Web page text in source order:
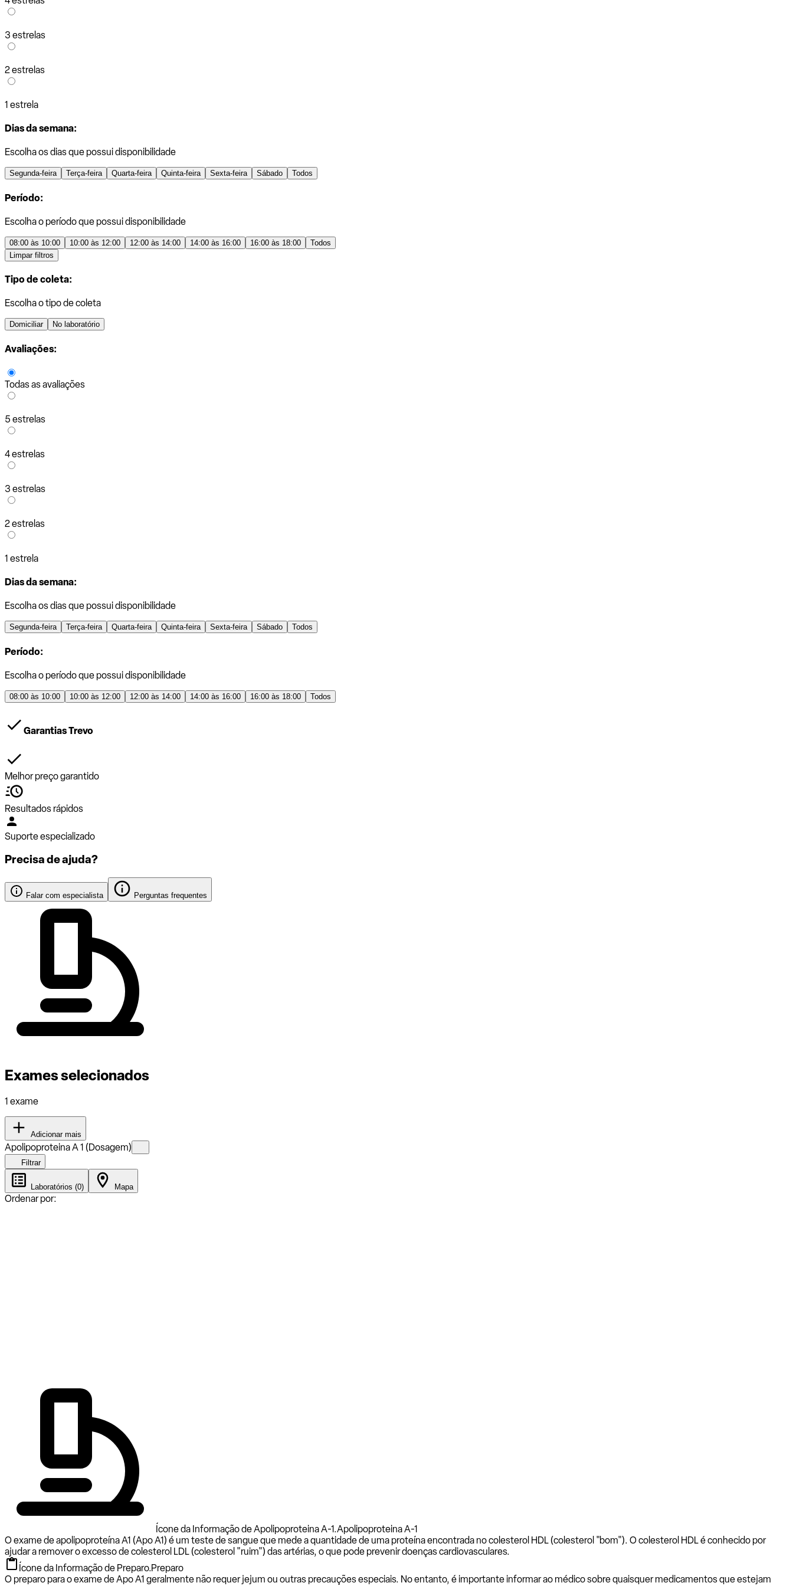
3 estrelas
2 estrelas
1 estrela
Dias da semana:
Escolha os dias que possui disponibilidade
Segunda-feira Terça-feira Quarta-feira Quinta-feira Sexta-feira Sábado Todos
Período:
Escolha o período que possui disponibilidade
08:00 às 10:00 10:00 às 12:00 12:00 às 14:00 14:00 às 16:00 16:00 às 18:00
Todos
Limpar filtros
Tipo de coleta:
Escolha o tipo de coleta
Domiciliar No laboratório
Avaliações:
Todas as avaliações
5 estrelas
4 estrelas
3 estrelas
2 estrelas
1 estrela
Dias da semana:
Escolha os dias que possui disponibilidade
Segunda-feira Terça-feira Quarta-feira Quinta-feira Sexta-feira Sábado Todos
Período:
Escolha o período que possui disponibilidade
08:00 às 10:00 10:00 às 12:00 12:00 às 14:00 14:00 às 16:00 16:00 às 18:00 Todos
Garantias Trevo
Melhor preço garantido
Resultados rápidos
Suporte especializado
Precisa de ajuda?
Falar com especialista Perguntas frequentes
Exames selecionados
1 exame
Adicionar mais
Apolipoproteina A 1 (Dosagem)
Filtrar
Laboratórios (0) Mapa
Ordenar por:
Ícone da Informação de Apolipoproteina A-1.Apolipoproteina A-1
O exame de apolipoproteína A1 (Apo A1) é um teste de sangue que mede a quantidade de uma proteína encontrada no colesterol HDL (colesterol "bom"). O colesterol HDL é conhecido por
ajudar a remover o excesso de colesterol LDL (colesterol "ruim") das artérias, o que pode prevenir doenças cardiovasculares.
Ícone da Informação de Preparo.Preparo
O preparo para o exame de Apo A1 geralmente não requer jejum ou outras precauções especiais. No entanto, é importante informar ao médico sobre quaisquer medicamentos que estejam